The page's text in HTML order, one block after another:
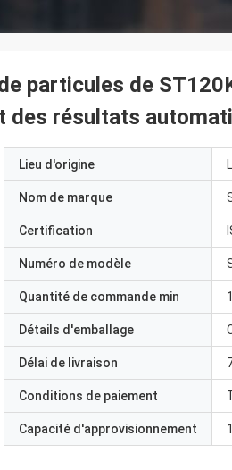
particules de
des résultats
Lieu d'origine
Nom de marque
Certification
Numéro de modèle
Quantité de commande min 1
Détails d'emballage
Délai de livraison
Conditions de paiement
Capacité d'approvisionnement